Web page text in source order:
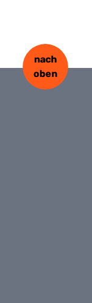
nach
oben